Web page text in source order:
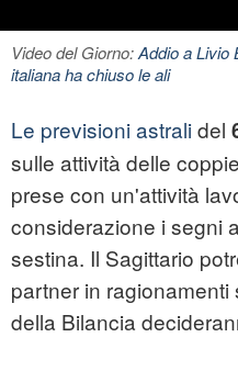
Video del Giorno:Addio a Livio
italiana ha chiuso le ali
Le previsioni astralidel
sulle attività delle
prese con un'attività
considerazione i segni
sestina. Il Sagittario
partner in ragionamenti
della Bilancia